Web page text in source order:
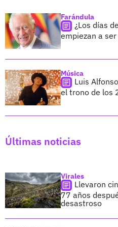
Farándula
¿Los días
empiezan a
Música
Luis
el trono de los
Últimas noticias
Virales
Llevaron
77 años
desastroso